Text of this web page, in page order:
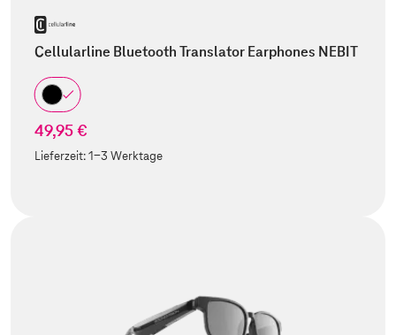
Cellularline Bluetooth Translator Earphones NEBIT
49,95 €
Lieferzeit:1-3 Werktage